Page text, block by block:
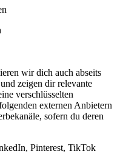
wir dich auch abseits
zeigen dir relevante
verschlüsselten
externen Anbietern
sofern du deren
Pinterest, TikTok